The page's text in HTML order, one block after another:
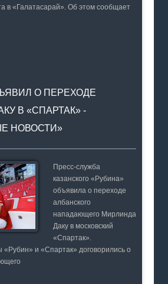
в «Галатасарай». Об этом сообщает
О ПЕРЕХОДЕ
В «СПАРТАК» -
НОВОСТИ»
Пресс-служба
казанского «Рубина»
объявила о переходе
албанского
нападающего Мирлинда
Даку в московский
«Спартак».
и «Спартак» договорились о